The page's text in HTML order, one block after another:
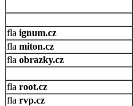
ignum.cz
miton.cz
obrazky.cz
root.cz
rvp.cz